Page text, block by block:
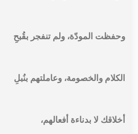
وحفظت المودّة، ولم تنفجر بقُبحِ
الكلام والخصومة، وعاملتهم بنُبلِ
أخلاقك لا بدناءة أفعالهم،